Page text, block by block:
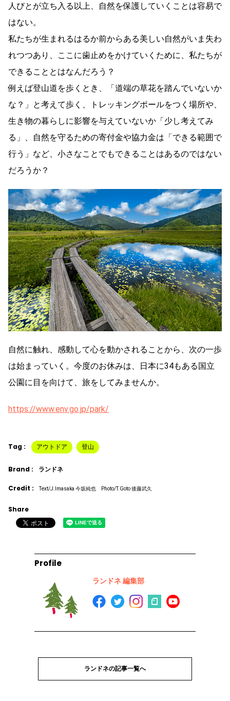
人びとが立ち入る以上、自然を保護していくことは容易で
はない。
私たちが生まれるはるか前からある美しい自然がいま失わ
れつつあり、ここに歯止めをかけていくために、私たちが
できることとはなんだろう？
例えば登山道を歩くとき、「道端の草花を踏んでいないか
な？」と考えて歩く、トレッキングポールをつく場所や、
生き物の暮らしに影響を与えていないか「少し考えてみ
る」、自然を守るための寄付金や協力金は「できる範囲で
行う」など、小さなことでもできることはあるのではない
だろうか？
自然に触れ、感動して心を動かされることから、次の一歩
は始まっていく。今度のお休みは、日本に34もある国立
公園に目を向けて、旅をしてみませんか。
https://www.env.go.jp/park/
Tag : アウトドア 登山
Brand : ランドネ
Credit : Text/J.Imasaka 今坂純也 Photo/T.Goto 後藤武久
Share
Profile
ランドネ 編集部
ランドネの記事一覧へ